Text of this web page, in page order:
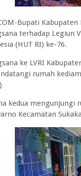
Bupati
terhadap Legiun
(HUT RI) ke-76.
ke LVRI
rumah
kedua
Kecamatan